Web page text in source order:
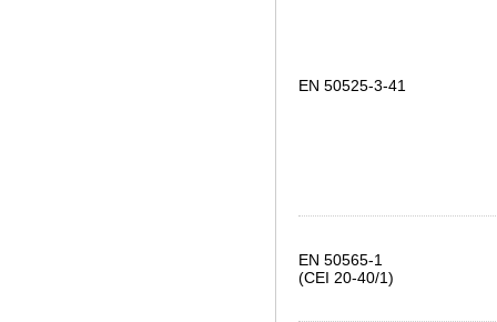
EN 50525-3-41
EN 50565-1
(CEI 20-40/1)